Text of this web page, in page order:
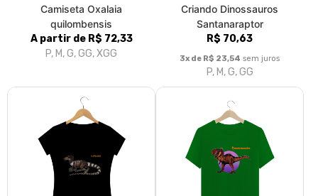
Camiseta Oxalaia
quilombensis
A partir de R$ 72,33
P, M, G, GG, XGG
Criando Dinossauros
Santanaraptor
R$ 70,63
3x de R$ 23,54 sem juros
P, M, G, GG